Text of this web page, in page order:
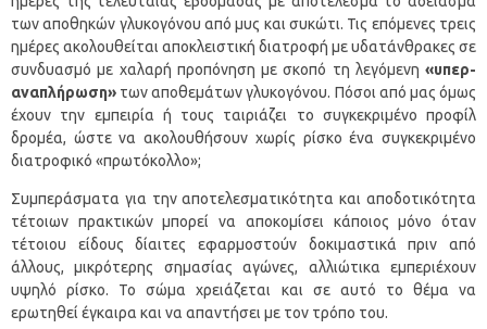
των αποθηκών γλυκογόνου από μυς και συκώτι. Τις επόμενες τρεις
ημέρες ακολουθείται αποκλειστική διατροφή με υδατάνθρακες σε
συνδυασμό με χαλαρή προπόνηση με σκοπό τη λεγόμενη «υπερ-
αναπλήρωση» των αποθεμάτων γλυκογόνου. Πόσοι από μας όμως
έχουν την εμπειρία ή τους ταιριάζει το συγκεκριμένο προφίλ
δρομέα, ώστε να ακολουθήσουν χωρίς ρίσκο ένα συγκεκριμένο
διατροφικό «πρωτόκολλο»;
Συμπεράσματα για την αποτελεσματικότητα και αποδοτικότητα
τέτοιων πρακτικών μπορεί να αποκομίσει κάποιος μόνο όταν
τέτοιου είδους δίαιτες εφαρμοστούν δοκιμαστικά πριν από
άλλους, μικρότερης σημασίας αγώνες, αλλιώτικα εμπεριέχουν
υψηλό ρίσκο. Το σώμα χρειάζεται και σε αυτό το θέμα να
ερωτηθεί έγκαιρα και να απαντήσει με τον τρόπο του.